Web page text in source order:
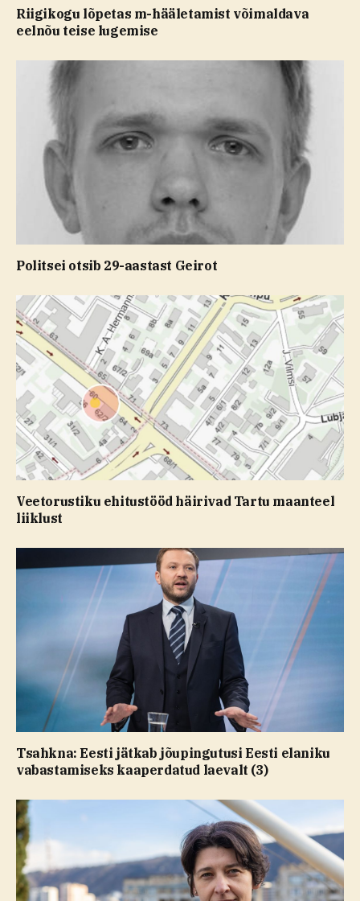
Riigikogu lõpetas m-hääletamist võimaldava
eelnõu teise lugemise
Politsei otsib 29-aastast Geirot
Veetorustiku ehitustööd häirivad Tartu maanteel
liiklust
Tsahkna: Eesti jätkab jõupingutusi Eesti elaniku
vabastamiseks kaaperdatud laevalt (3)